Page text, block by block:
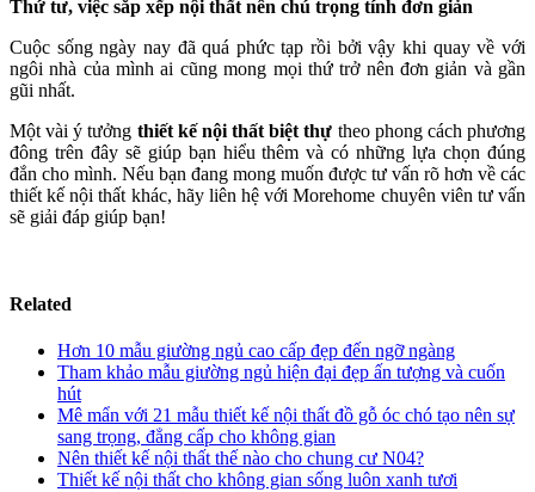
Thứ tư, việc sắp xếp nội thất nên chú trọng tính đơn giản
Cuộc sống ngày nay đã quá phức tạp rồi bởi vậy khi quay về với
ngôi nhà của mình ai cũng mong mọi thứ trở nên đơn giản và gần
gũi nhất.
Một vài ý tưởng thiết kế nội thất biệt thự theo phong cách phương
đông trên đây sẽ giúp bạn hiểu thêm và có những lựa chọn đúng
đắn cho mình. Nếu bạn đang mong muốn được tư vấn rõ hơn về các
thiết kế nội thất khác, hãy liên hệ với Morehome chuyên viên tư vấn
sẽ giải đáp giúp bạn!
Related
Hơn 10 mẫu giường ngủ cao cấp đẹp đến ngỡ ngàng
Tham khảo mẫu giường ngủ hiện đại đẹp ấn tượng và cuốn
hút
Mê mẩn với 21 mẫu thiết kế nội thất đồ gỗ óc chó tạo nên sự
sang trọng, đẳng cấp cho không gian
Nên thiết kế nội thất thế nào cho chung cư N04?
Thiết kế nội thất cho không gian sống luôn xanh tươi